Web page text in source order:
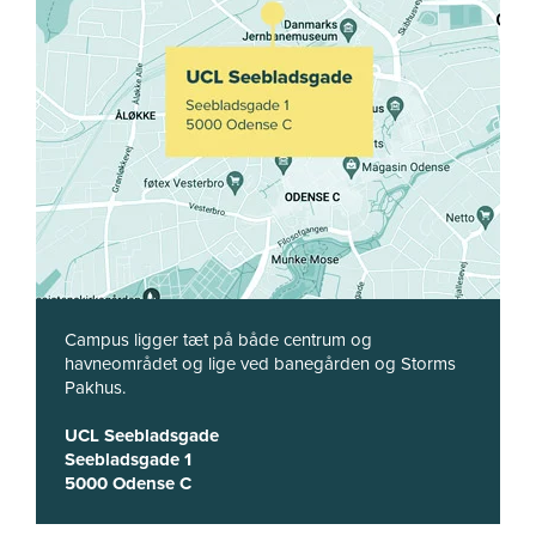
Campus ligger tæt på både centrum og
havneområdet og lige ved banegården og Storms
Pakhus.
UCL Seebladsgade
Seebladsgade 1
5000 Odense C